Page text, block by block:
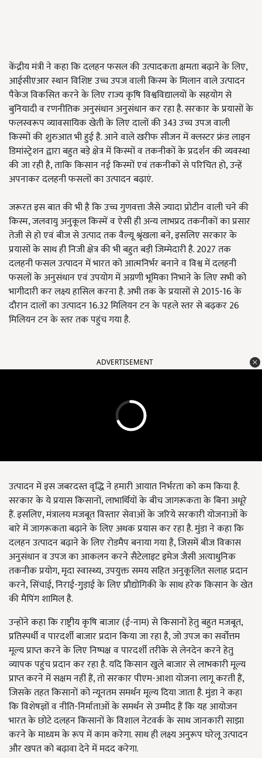
केंद्रीय मंत्री ने कहा कि दलहन फसल की उत्पादकता क्षमता बढ़ाने के लिए,
आईसीएआर स्थान विशिष्ट उच्च उपज वाली किस्म के मिलान वाले उत्पादन
पैकेज विकसित करने के लिए राज्य कृषि विश्वविद्यालयों के सहयोग से
बुनियादी व रणनीतिक अनुसंधान अनुसंधान कर रहा है. सरकार के प्रयासों के
फलस्वरूप व्यावसायिक खेती के लिए दालों की 343 उच्च उपज वाली
किस्मों की शुरुआत भी हुई है. आने वाले खरीफ सीजन में क्लस्टर फ्रंड लाइन
डिमांस्ट्रेशन द्वारा बहुत बड़े क्षेत्र में किस्मों व तकनीकों के प्रदर्शन की व्यवस्था
की जा रही है, ताकि किसान नई किस्मों एवं तकनीकों से परिचित हो, उन्हें
अपनाकर दलहनी फसलों का उत्पादन बढ़ाएं.
जरूरत इस बात की भी है कि उच्च गुणवत्ता जैसे ज्यादा प्रोटीन वाली चने की
किस्म, जलवायु अनुकूल किस्में व ऐसी ही अन्य लाभप्रद तकनीकों का प्रसार
तेजी से हो एवं बीज से उत्पाद तक वैल्यू श्रृंखला बने, इसलिए सरकार के
प्रयासों के साथ ही निजी क्षेत्र की भी बहुत बड़ी जिम्मेदारी है. 2027 तक
दलहनी फसल उत्पादन में भारत को आत्मनिर्भर बनाने व विश्व में दलहनी
फसलों के अनुसंधान एवं उपयोग में अग्रणी भूमिका निभाने के लिए सभी को
भागीदारी कर लक्ष्य हासिल करना है. अभी तक के प्रयासों से 2015-16 के
दौरान दालों का उत्पादन 16.32 मिलियन टन के पहले स्तर से बढ़कर 26
मिलियन टन के स्तर तक पहुंच गया है.
ADVERTISEMENT
उत्पादन में इस जबरदस्त वृद्धि ने हमारी आयात निर्भरता को कम किया है.
सरकार के ये प्रयास किसानों, लाभार्थियों के बीच जागरूकता के बिना अधूरे
हैं. इसलिए, मंत्रालय मजबूत विस्तार सेवाओं के जरिये सरकारी योजनाओं के
बारे में जागरूकता बढ़ाने के लिए अथक प्रयास कर रहा है. मुंडा ने कहा कि
दलहन उत्पादन बढ़ाने के लिए रोडमैप बनाया गया है, जिसमें बीज विकास
अनुसंधान व उपज का आकलन करने सैटेलाइट इमेज जैसी अत्याधुनिक
तकनीक प्रयोग, मृदा स्वास्थ्य, उपयुक्त समय सहित अनुकूलित सलाह प्रदान
करने, सिंचाई, निराई-गुड़ाई के लिए प्रौद्योगिकी के साथ हरेक किसान के खेत
की मैपिंग शामिल है.
उन्होंने कहा कि राष्ट्रीय कृषि बाजार (ई-नाम) से किसानों हेतु बहुत मजबूत,
प्रतिस्पर्धी व पारदर्शी बाजार प्रदान किया जा रहा है, जो उपज का सर्वोत्तम
मूल्य प्राप्त करने के लिए निष्पक्ष व पारदर्शी तरीके से लेनदेन करने हेतु
व्यापक पहुंच प्रदान कर रहा है. यदि किसान खुले बाजार से लाभकारी मूल्य
प्राप्त करने में सक्षम नहीं हैं, तो सरकार पीएम-आशा योजना लागू करती हैं,
जिसके तहत किसानों को न्यूनतम समर्थन मूल्य दिया जाता है. मुंडा ने कहा
कि विशेषज्ञों व नीति-निर्माताओं के समर्थन से उम्मीद हैं कि यह आयोजन
भारत के छोटे दलहन किसानों के विशाल नेटवर्क के साथ जानकारी साझा
करने के माध्यम के रूप में काम करेगा. साथ ही लक्ष्य अनुरूप घरेलू उत्पादन
और खपत को बढ़ावा देने में मदद करेगा.